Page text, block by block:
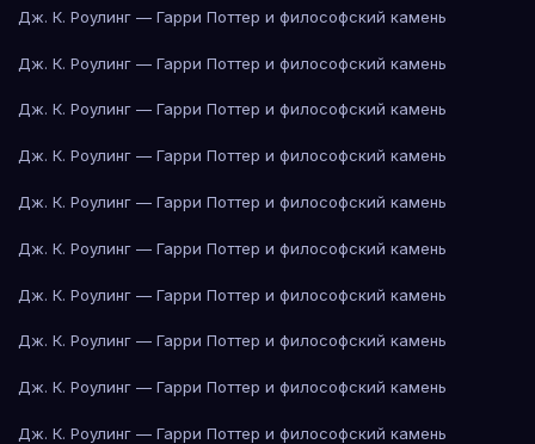
Дж. К. Роулинг — Гарри Поттер и философский камень
Дж. К. Роулинг — Гарри Поттер и философский камень
Дж. К. Роулинг — Гарри Поттер и философский камень
Дж. К. Роулинг — Гарри Поттер и философский камень
Дж. К. Роулинг — Гарри Поттер и философский камень
Дж. К. Роулинг — Гарри Поттер и философский камень
Дж. К. Роулинг — Гарри Поттер и философский камень
Дж. К. Роулинг — Гарри Поттер и философский камень
Дж. К. Роулинг — Гарри Поттер и философский камень
Дж. К. Роулинг — Гарри Поттер и философский камень